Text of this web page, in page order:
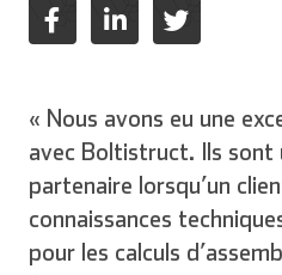
« Nous avons eu une
avec Boltistruct. Ils sont
partenaire lorsqu’un
connaissances
pour les calculs